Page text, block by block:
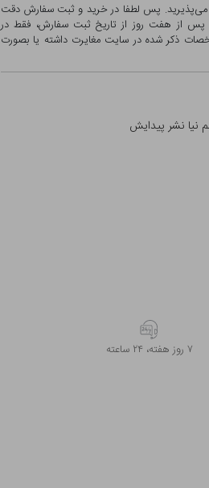
می‌پذیرید. پس لطفا در خرید و ثبت سفارش دقت
پس از هفت روز از تاریخ ثبت سفارش، فقط در
ذکر شده در سایت مغایرت داشته یا بصورت
نیا نشر پیدایش
۷ روز ﻫﻔﺘﻪ، ۲۴ ﺳﺎﻋﺘﻪ